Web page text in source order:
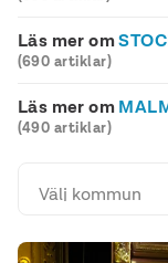
Läs mer om
(690 artiklar)
Läs mer om
(490 artiklar)